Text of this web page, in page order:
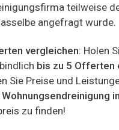
teilweise
angefragt wurde.
vergleichen: Holen
bis zu 5 Offerten
Sie Preise und
Wohnungsendreinigung
zu finden!